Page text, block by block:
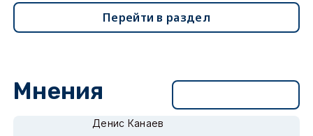
Перейти в раздел
Мнения
Денис Канаев